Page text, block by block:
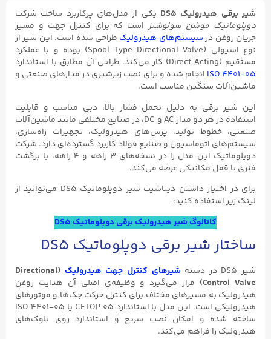
شیر برقی هیدرولیک DS5
یکی از مدل‌های پرکاربرد ساخت شرکت
دوپلوماتیک موشن سولوشنزاست که برای کنترل جهت و مسیر
جریان روغن درسیستم‌های هیدرولیک طراحی شده است. این شیر از
نوع اسپولی (Spool Type Directional Valve) بوده و با عملکرد
مستقیم (Direct Acting) کار می‌کند. طراحی آن مطابق با استاندارد
ISO 4401-05 انجام شده و برای نصب زیرشیری در مدارهای صنعتی و
ماشین‌آلات سنگین مناسب است.
این شیر برقی به دلیل تحمل فشار بالا، دبی مناسب و قابلیت
استفاده در هر دو مدار AC و DC، در صنایع مختلفی مانند ماشین‌آلات
صنعتی، خطوط تولید، پرس‌های هیدرولیک، تجهیزات راه‌سازی،
سیستم‌های اتوماسیون و صنایع فولاد کاربرد گسترده‌ای دارد. شرکت
دوپلوماتیک این مدل را در نسخه‌های ۳ راهه و ۴ راهه، با برگشت
فنری یا قفل مکانیکی عرضه می‌کند.
برای در اختیار داشتن دیتاشیت شیر دوپلوماتیک DS5 می‌توانید از
لینک زیر استفاده کنید:
کاتالوگ شیر هیدرولیک برقی دوپلوماتیک DS5
ساختار شیر برقی دوپلوماتیک DS5
شیر DS5 در دسته شیرهای کنترل جهت هیدرولیک
(Directional
Control Valve)
قرار می‌گیرد و وظیفه‌ی اصلی آن هدایت روغن
هیدرولیک به مسیرهای مختلف برای کنترل حرکت جک‌ها و موتورهای
هیدرولیکی است. این مدل با استاندارد CETOP ۰۵ یا ISO ۴۴۰۱-۰۵
ساخته شده و امکان نصب سریع و استاندارد روی بلوک‌های
هیدرولیک را فراهم می‌کند.